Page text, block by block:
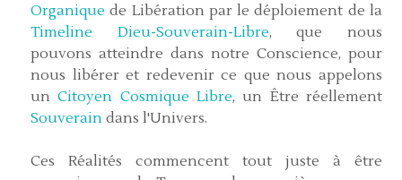
Organique de Libération par le déploiement de la
Timeline Dieu-Souverain-Libre, que nous
pouvons atteindre dans notre Conscience, pour
nous libérer et redevenir ce que nous appelons
unCitoyen Cosmique Libre, un Être réellement
Souverain dans l'Univers.
Ces Réalités commencent tout juste à être